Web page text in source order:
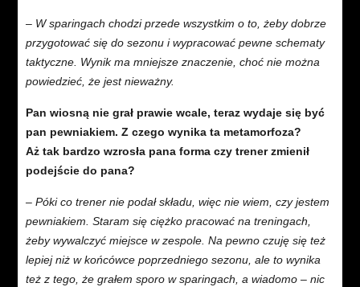
– W sparingach chodzi przede wszystkim o to, żeby dobrze
przygotować się do sezonu i wypracować pewne schematy
taktyczne. Wynik ma mniejsze znaczenie, choć nie można
powiedzieć, że jest nieważny.
Pan wiosną nie grał prawie wcale, teraz wydaje się być
pan pewniakiem. Z czego wynika ta metamorfoza?
Aż tak bardzo wzrosła pana forma czy trener zmienił
podejście do pana?
– Póki co trener nie podał składu, więc nie wiem, czy jestem
pewniakiem. Staram się ciężko pracować na treningach,
żeby wywalczyć miejsce w zespole. Na pewno czuję się też
lepiej niż w końcówce poprzedniego sezonu, ale to wynika
też z tego, że grałem sporo w sparingach, a wiadomo – nic